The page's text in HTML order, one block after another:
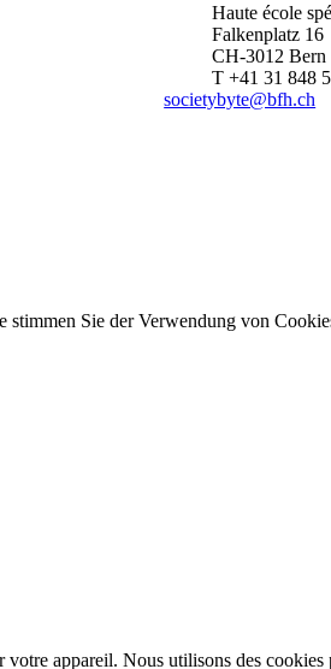
Haute école
Falkenplatz 16
CH-3012 Bern
T +41 31 848
societybyte@bfh.ch
stimmen Sie der Verwendung von
appareil. Nous utilisons des